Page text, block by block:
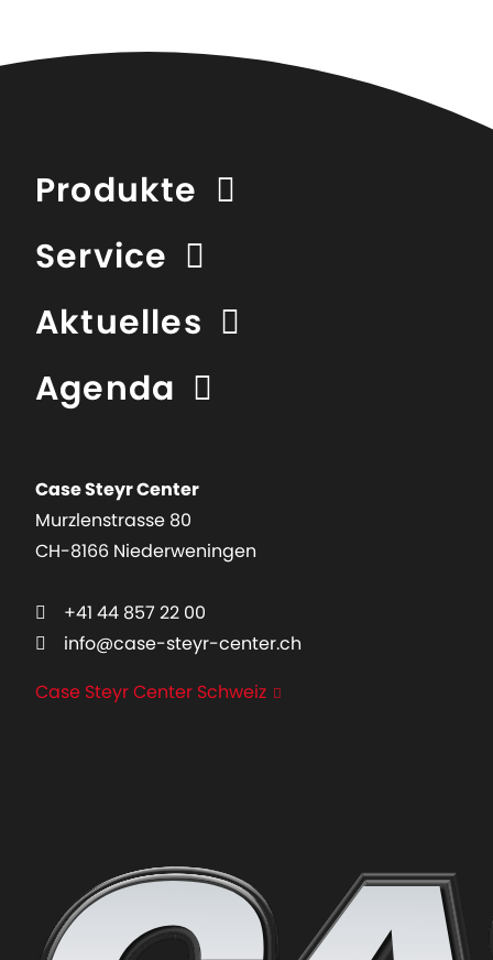
Produkte
Service
Aktuelles
Agenda
Case Steyr Center
Murzlenstrasse 80
CH-8166 Niederweningen
+41 44 857 22 00
info@case-steyr-center.ch
Case Steyr Center Schweiz